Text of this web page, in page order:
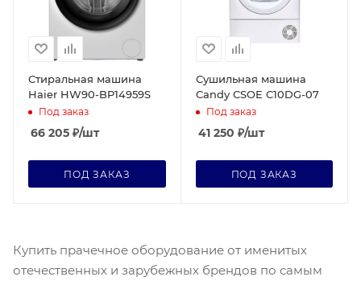
Стиральная машина
Haier HW90-BP14959S
Под заказ
66 205 ₽/шт
ПОД ЗАКАЗ
Сушильная машина
Candy CSOE C10DG-07
Под заказ
41 250 ₽/шт
ПОД ЗАКАЗ
Купить прачечное оборудование от именитых
отечественных и зарубежных брендов по самым